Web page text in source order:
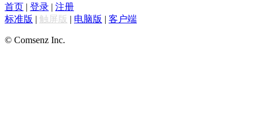
首页 | 登录 | 注册
标准版 | 触屏版 | 电脑版 | 客户端
© Comsenz Inc.